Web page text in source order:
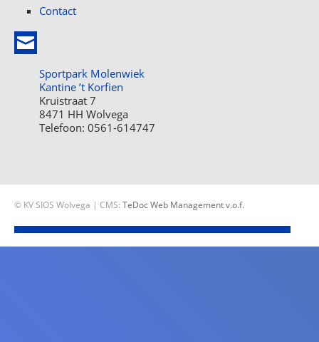
Contact
Sportpark Molenwiek
Kantine ’t Korfien
Kruistraat 7
8471 HH Wolvega
Telefoon: 0561-614747
© KV SIOS Wolvega | CMS: TeDoc Web Management v.o.f.